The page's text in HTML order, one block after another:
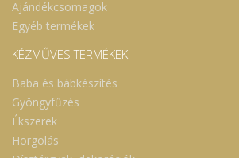
Ajándékcsomagok
Egyéb termékek
KÉZMŰVES TERMÉKEK
Baba és bábkészítés
Gyöngyfűzés
Ékszerek
Horgolás